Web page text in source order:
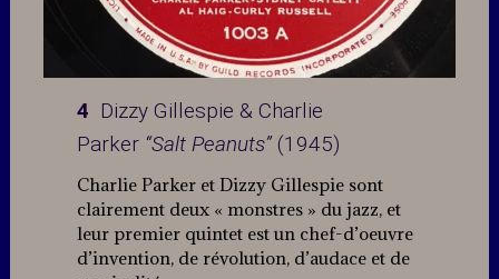
4 Dizzy Gillespie & Charlie
Parker “Salt Peanuts” (1945)
Charlie Parker et Dizzy Gillespie sont
clairement deux « monstres » du jazz, et
leur premier quintet est un chef-d’oeuvre
d’invention, de révolution, d’audace et de